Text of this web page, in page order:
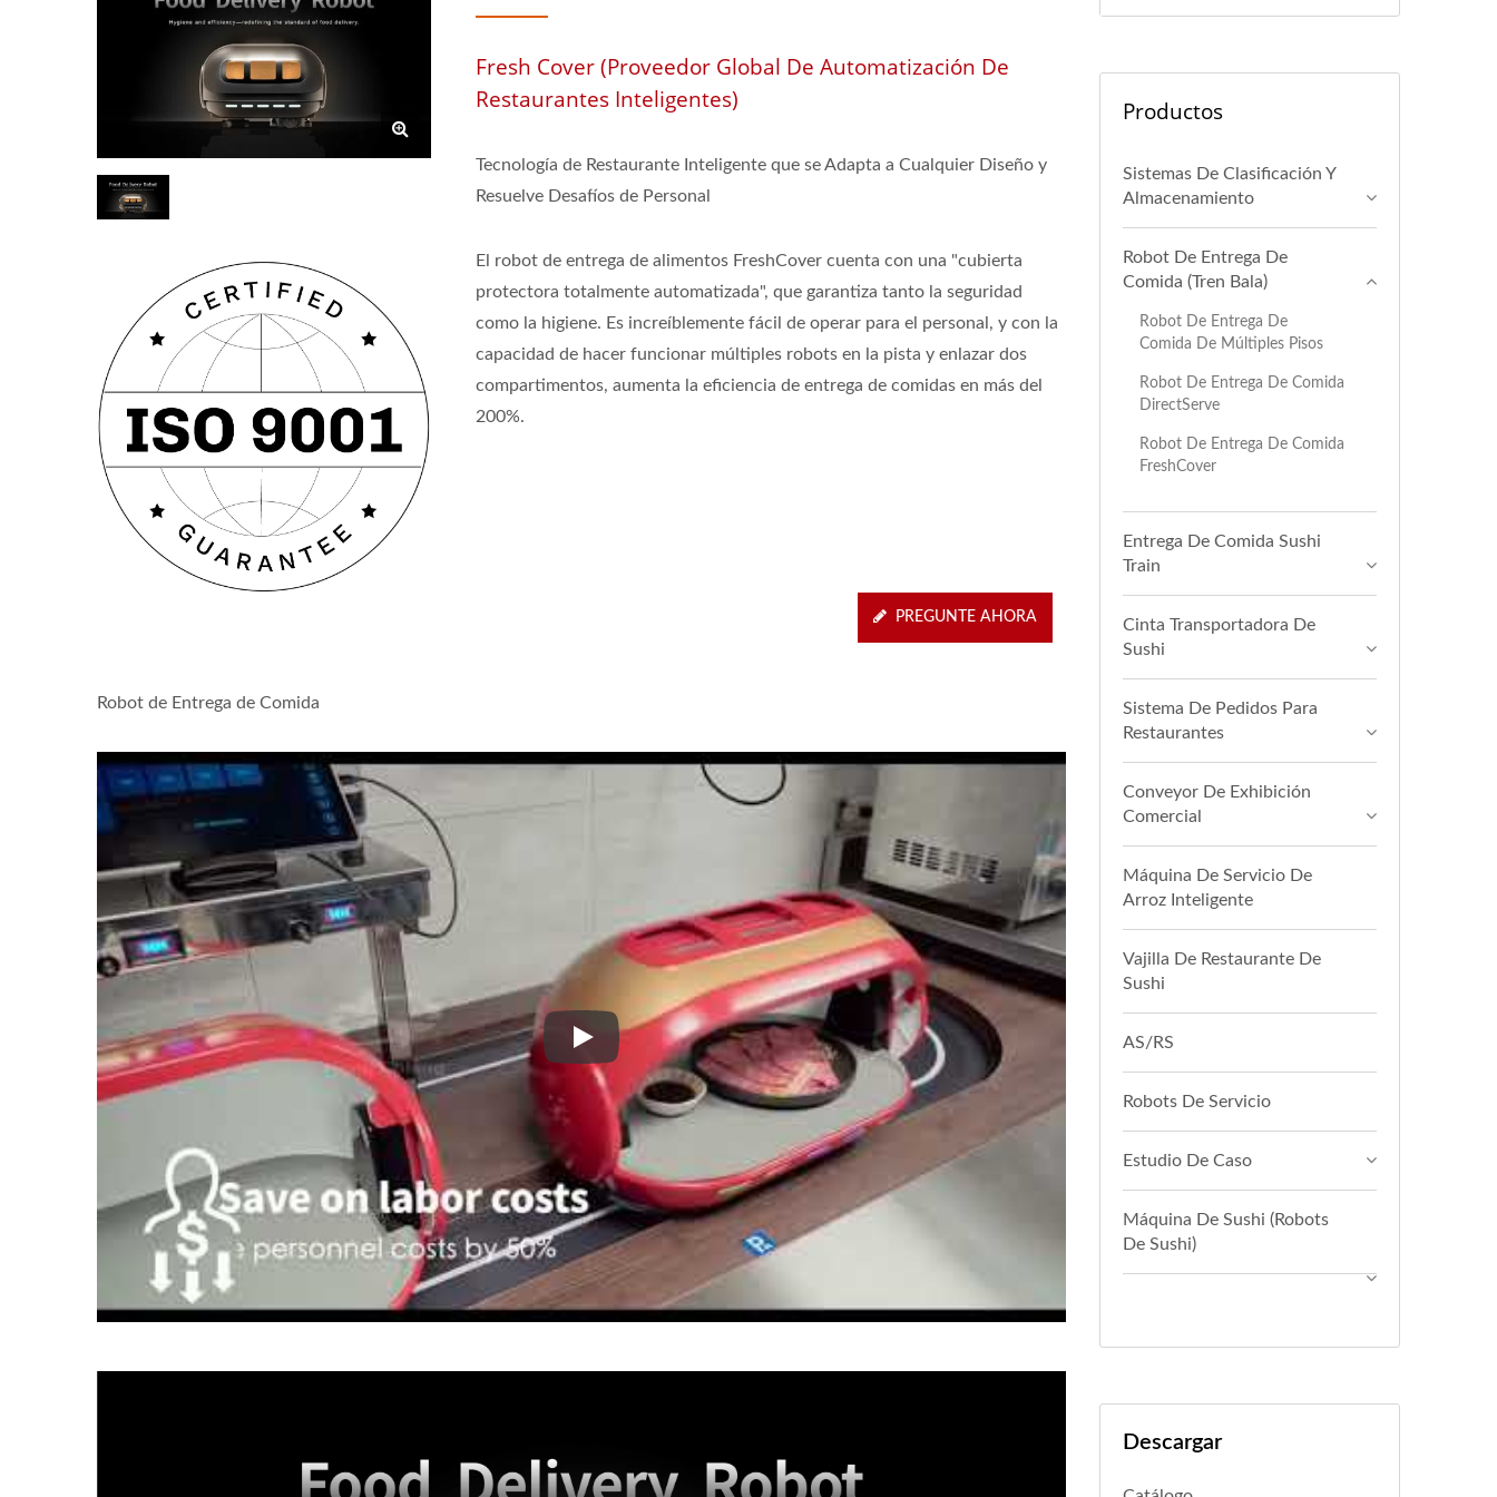
Fresh Cover (Proveedor Global De Automatización De
Restaurantes Inteligentes)
Tecnología de Restaurante Inteligente que se Adapta a Cualquier Diseño y
Resuelve Desafíos de Personal
El robot de entrega de alimentos FreshCover cuenta con una "cubierta
protectora totalmente automatizada", que garantiza tanto la seguridad
como la higiene. Es increíblemente fácil de operar para el personal, y con la
capacidad de hacer funcionar múltiples robots en la pista y enlazar dos
compartimentos, aumenta la eficiencia de entrega de comidas en más del
200%.
PREGUNTE AHORA
Robot de Entrega de Comida
Robot de Entrega de Comida
Productos
Sistemas De Clasificación Y
Almacenamiento
Robot De Entrega De
Comida (Tren Bala)
Robot De Entrega De
Comida De Múltiples Pisos
Robot De Entrega De Comida
DirectServe
Robot De Entrega De Comida
FreshCover
Entrega De Comida Sushi
Train
Cinta Transportadora De
Sushi
Sistema De Pedidos Para
Restaurantes
Conveyor De Exhibición
Comercial
Máquina De Servicio De
Arroz Inteligente
Vajilla De Restaurante De
Sushi
AS/RS
Robots De Servicio
Estudio De Caso
Máquina De Sushi (Robots
De Sushi)
Descargar